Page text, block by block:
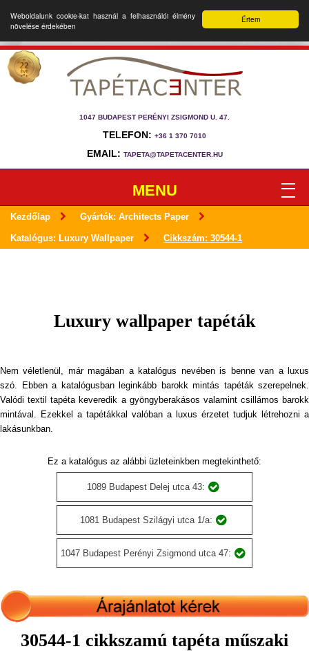
Értem
Weboldalunk cookie-kat használ a felhasználói élmény
növelése érdekében
1047 BUDAPEST PERÉNYI ZSIGMOND U. 47.
TELEFON: +36 1 370 7010
EMAIL: TAPETA@TAPETACENTER.HU
MENU
Kezdőlap Gyártók: Architects Paper
Katalógus: Luxury Wallpaper Cikkszám: 30544-1
Luxury wallpaper tapéták
Nem véletlenül, már magában a katalógus nevében is benne van a luxus
szó. Ebben a katalógusban leginkább barokk mintás tapéták szerepelnek.
Valódi textil tapéta keveredik a gyöngyberakásos valamint csillámos barokk
mintával. Ezekkel a tapétákkal valóban a luxus érzetet tudjuk létrehozni a
lakásunkban.
Ez a katalógus az alábbi üzleteinkben megtekinthető:
1089 Budapest Delej utca 43:
1081 Budapest Szilágyi utca 1/a:
1047 Budapest Perényi Zsigmond utca 47:
30544-1 cikkszamú tapéta műszaki